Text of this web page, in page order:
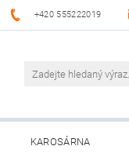
+420 555222019
KAROSÁRNA